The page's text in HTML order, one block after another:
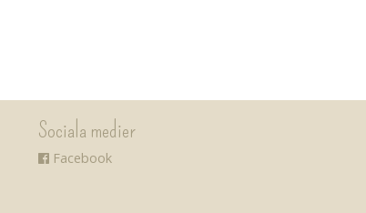
Sociala medier
Facebook